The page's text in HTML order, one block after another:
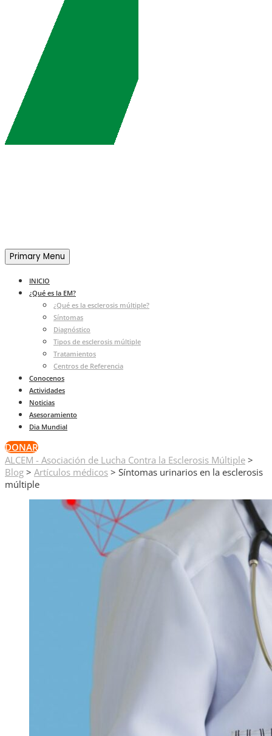
Primary Menu
INICIO
¿Qué es la EM?
¿Qué es la esclerosis múltiple?
Síntomas
Diagnóstico
Tipos de esclerosis múltiple
Tratamientos
Centros de Referencia
Conocenos
Actividades
Noticias
Asesoramiento
Dia Mundial
DONAR
ALCEM - Asociación de Lucha Contra la Esclerosis Múltiple >
Blog > Artículos médicos > Síntomas urinarios en la esclerosis
múltiple